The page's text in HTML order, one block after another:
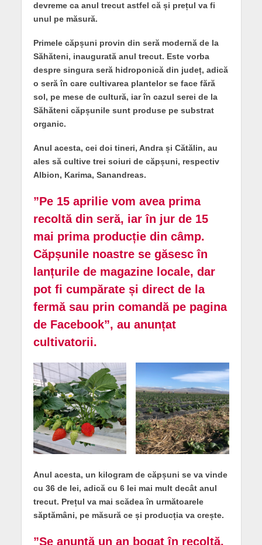
devreme ca anul trecut astfel că și prețul va fi
unul pe măsură.
Primele căpșuni provin din seră modernă de la
Săhăteni, inaugurată anul trecut. Este vorba
despre singura seră hidroponică din județ, adică
o seră în care cultivarea plantelor se face fără
sol, pe mese de cultură, iar în cazul serei de la
Săhăteni căpșunile sunt produse pe substrat
organic.
Anul acesta, cei doi tineri, Andra și Cătălin, au
ales să cultive trei soiuri de căpșuni, respectiv
Albion, Karima, Sanandreas.
”Pe 15 aprilie vom avea prima
recoltă din seră, iar în jur de 15
mai prima producție din câmp.
Căpșunile noastre se găsesc în
lanțurile de magazine locale, dar
pot fi cumpărate și direct de la
fermă sau prin comandă pe pagina
de Facebook”, au anunțat
cultivatorii.
Anul acesta, un kilogram de căpșuni se va vinde
cu 36 de lei, adică cu 6 lei mai mult decât anul
trecut. Prețul va mai scădea în următoarele
săptămâni, pe măsură ce și producția va crește.
”Se anunță un an bogat în recoltă,